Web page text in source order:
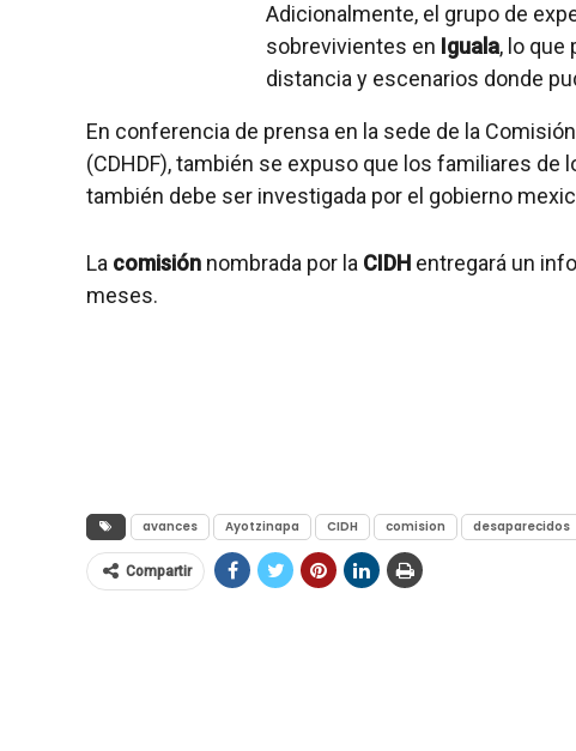
Adicionalmente, el grupo de
sobrevivientes en Iguala, lo que
distancia y escenarios donde
En conferencia de prensa en la sede de la
(CDHDF), también se expuso que los familiares
también debe ser investigada por el gobierno
La comisión nombrada por la CIDH entregará un
meses.
avances Ayotzinapa CIDH comision desaparecidos
Compartir